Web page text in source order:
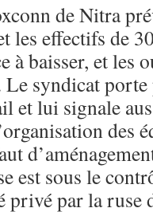
de Nitra
les effectifs de
à baisser, et les
Le syndicat
et lui signale
des
est sous le
privé par la ruse